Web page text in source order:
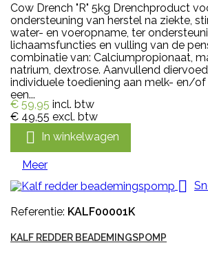
Cow Drench "R" 5kg Drenchproduct
ondersteuning van herstel na ziekte,
water- en voeropname, ter
lichaamsfuncties en vulling van de
combinatie van: Calciumpropionaat,
natrium, dextrose. Aanvullend
individuele toediening aan melk- en/
een...
€ 59,95 incl. btw
€ 49,55 excl. btw
 In winkelwagen
Meer

Referentie: KALF00001K
KALF REDDER BEADEMINGSPOMP